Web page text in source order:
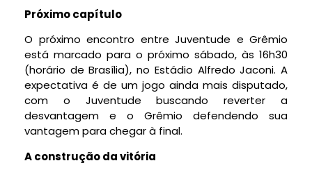
Próximo capítulo
O próximo encontro entre Juventude e Grêmio
está marcado para o próximo sábado, às 16h30
(horário de Brasília), no Estádio Alfredo Jaconi. A
expectativa é de um jogo ainda mais disputado,
com o Juventude buscando reverter a
desvantagem e o Grêmio defendendo sua
vantagem para chegar à final.
A construção da vitória